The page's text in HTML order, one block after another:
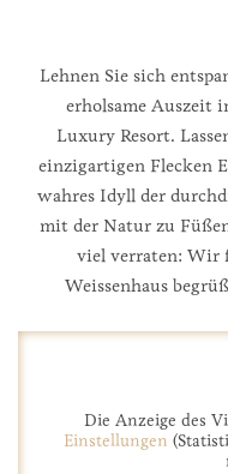
Lehnen Sie sich
erholsame Auszeit
Luxury Resort.
einzigartigen Flecken
wahres Idyll der
mit der Natur zu
viel verraten: Wir
Weissenhaus
Die Anzeige des
Einstellungen